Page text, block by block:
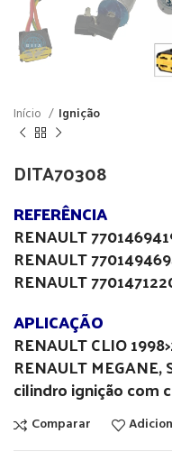
Início Ignição
DITA70308
REFERÊNCIA
RENAULT
RENAULT
RENAULT
APLICAÇÃO
RENAULT CLIO
RENAULT MEGANE,
cilindro ignição com
Comparar